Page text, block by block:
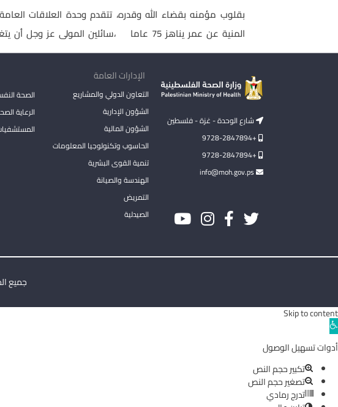
بقلوب مؤمنه بقضاء الله وقدره، تتقدم وحدة العلاقات العامة
المنية عن عمر يناهز 75 عاما ،سائلين المولى عز وجل أن يتغمد الفقيد بواسع رحمته ويسكنه فسيح جناته، وإنا لله وإنا إليه راجعون
شارع الوحدة - غزة - فلسطين
+9728-2847894
+9728-2847894
الإدارات العامة
التعاون الدولي والمشاريع
الشؤون الإدارية
الشؤون المالية
الحاسوب وتكنولوجيا المعلومات
تنمية القوى البشرية
الهندسة والصيانة
التمريض
الصيدلية
الصحة
الرعاية
جميع
Skip to content
Open
toolbar
أدوات تسهيل الوصول
تكبير حجم النص
تصغير حجم النص
تدرج رمادي